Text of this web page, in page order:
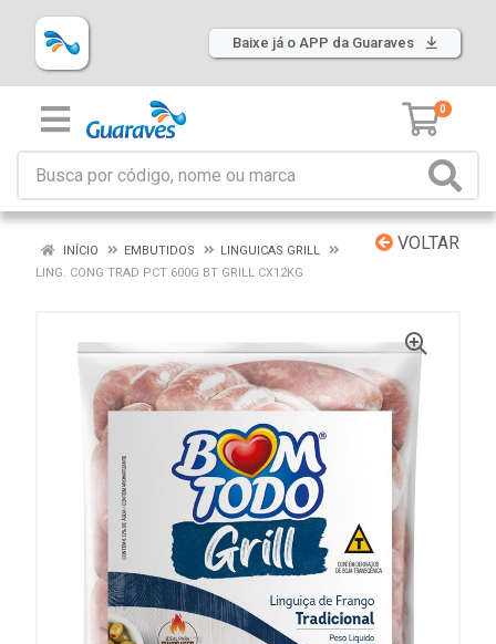
Baixe já o APP da Guaraves
0
VOLTAR
INÍCIO EMBUTIDOS
LINGUICAS GRILL
LING. CONG TRAD PCT 600G BT GRILL CX12KG